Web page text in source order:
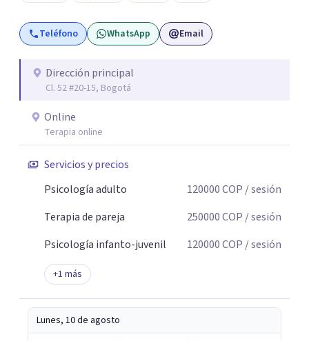
Teléfono WhatsApp Email
Dirección principal
Cl. 52 #20-15, Bogotá
Online
Terapia online
Servicios y precios
Psicología adulto
120000COP / sesión
Terapia de pareja
250000COP / sesión
Psicología infanto-juvenil
120000COP / sesión
+1 más
Lunes, 10 de agosto